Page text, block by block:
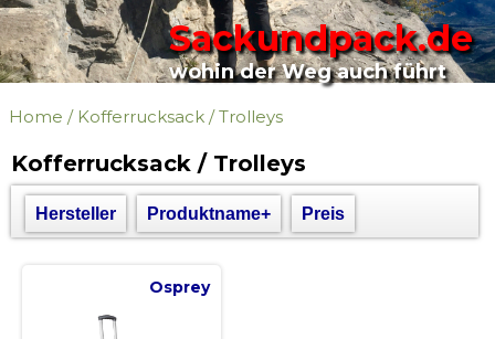
Sackundpack.de
wohin der Weg auch führt
Home / Kofferrucksack / Trolleys
Kofferrucksack / Trolleys
Hersteller Produktname+ Preis
Osprey